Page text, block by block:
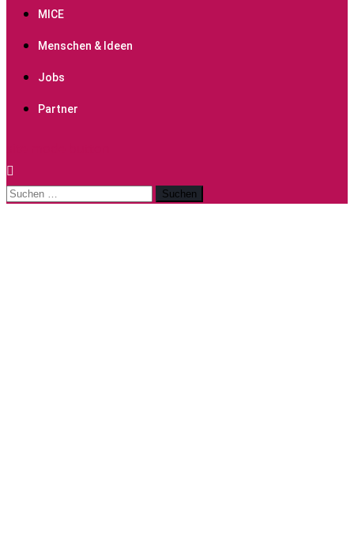
MICE
Menschen & Ideen
Jobs
Partner
Suchen